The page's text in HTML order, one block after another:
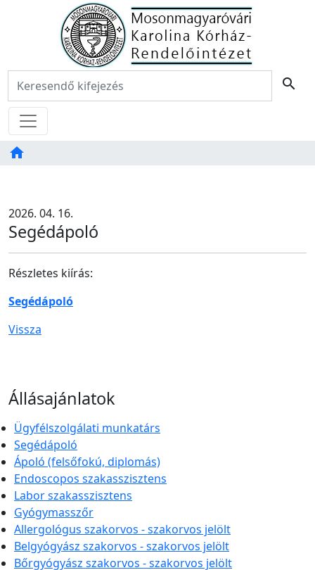
Főoldal
Keresés: search
Menü
home
TAB
2026. 04. 16.
Segédápoló
Részletes kiírás:
Segédápoló
Vissza
Állásajánlatok
Ügyfélszolgálati munkatárs
Segédápoló
Ápoló (felsőfokú, diplomás)
Endoscopos szakasszisztens
Labor szakasszisztens
Gyógymasszőr
Allergológus szakorvos - szakorvos jelölt
Belgyógyász szakorvos - szakorvos jelölt
Bőrgyógyász szakorvos - szakorvos jelölt